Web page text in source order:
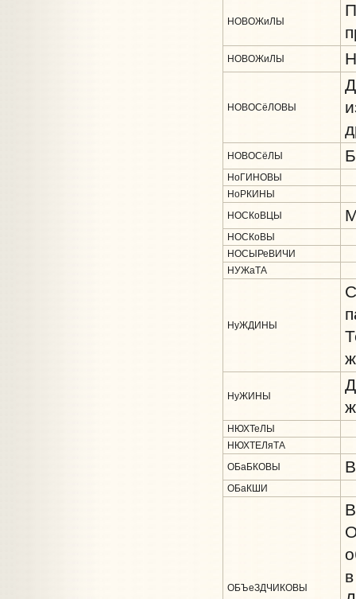
НОВОЖиЛЫ
НОВОЖиЛЫ
НОВОСёЛОВЫ
НОВОСёЛЫ
НоГИНОВЫ
НоРКИНЫ
НОСКоВЦЫ
НОСКоВЫ
НОСЫРеВИЧИ
НУЖаТА
НуЖДИНЫ
НуЖИНЫ
НЮХТеЛЫ
НЮХТЕЛяТА
ОБаБКОВЫ
ОБаКШИ
ОБЪеЗДЧИКОВЫ